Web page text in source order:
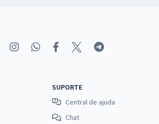
SUPORTE
Central de ajuda
Chat